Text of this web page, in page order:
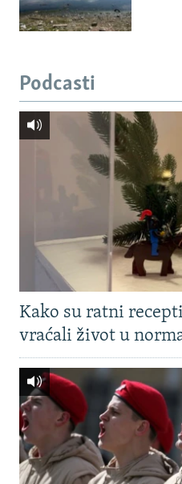
Podcasti
Kako su ratni
vraćali život u